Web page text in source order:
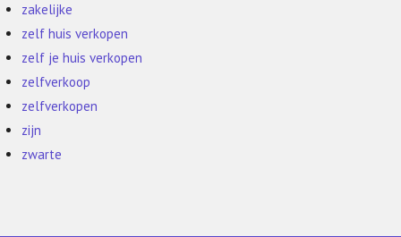
zakelijke
zelf huis verkopen
zelf je huis verkopen
zelfverkoop
zelfverkopen
zijn
zwarte